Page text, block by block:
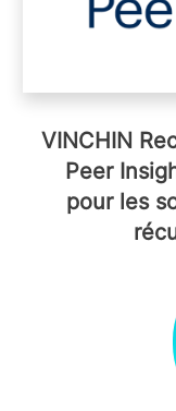
VINCHIN
Peer
pour les